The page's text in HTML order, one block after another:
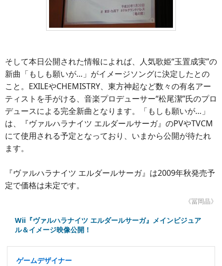
そして本日公開された情報によれば、人気歌姫“玉置成実”の
新曲「もしも願いが…」がイメージソングに決定したとの
こと。EXILEやCHEMISTRY、東方神起など数々の有名アー
ティストを手がける、音楽プロデューサー“松尾潔”氏のプロ
デュースによる完全新曲となります。「もしも願いが…」
は、『ヴァルハラナイツ エルダールサーガ』のPVやTVCM
にて使用される予定となっており、いまから公開が待たれ
ます。
『ヴァルハラナイツ エルダールサーガ』は2009年秋発売予
定で価格は未定です。
《冨岡晶》
Wii『ヴァルハラナイツ エルダールサーガ』メインビジュア
ル＆イメージ映像公開！
ゲームデザイナー